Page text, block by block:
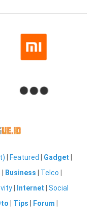
Featured Gadget
Business Telco
Internet |Social
Tips Forum